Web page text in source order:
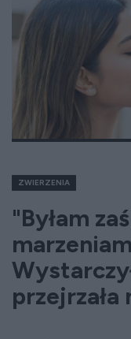
ZWIERZENIA
"Byłam
przejrzała